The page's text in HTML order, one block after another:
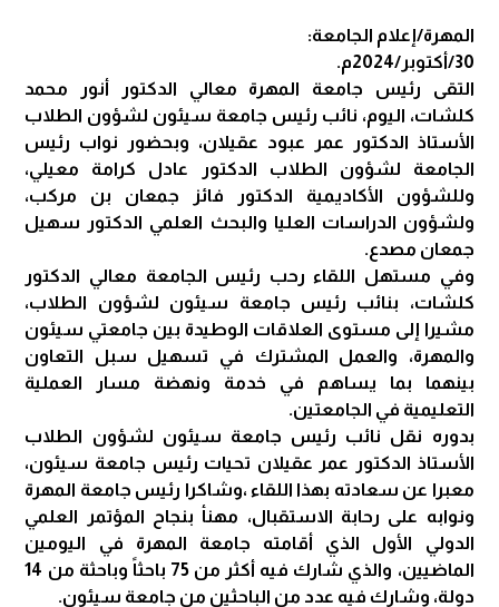
المهرة/إعلام الجامعة:
30/أكتوبر/2024م.
التقى رئيس جامعة المهرة معالي الدكتور أنور محمد
كلشات، اليوم، نائب رئيس جامعة سيئون لشؤون الطلاب
الأستاذ الدكتور عمر عبود عقيلان، وبحضور نواب رئيس
الجامعة لشؤون الطلاب الدكتور عادل كرامة معيلي،
وللشؤون الأكاديمية الدكتور فائز جمعان بن مركب،
ولشؤون الدراسات العليا والبحث العلمي الدكتور سهيل
جمعان مصدع.
وفي مستهل اللقاء رحب رئيس الجامعة معالي الدكتور
كلشات، بنائب رئيس جامعة سيئون لشؤون الطلاب،
مشيرا إلى مستوى العلاقات الوطيدة بين جامعتي سيئون
والمهرة، والعمل المشترك في تسهيل سبل التعاون
بينهما بما يساهم في خدمة ونهضة مسار العملية
التعليمية في الجامعتين.
بدوره نقل نائب رئيس جامعة سيئون لشؤون الطلاب
الأستاذ الدكتور عمر عقيلان تحيات رئيس جامعة سيئون،
معبرا عن سعادته بهذا اللقاء ،وشاكرا رئيس جامعة المهرة
ونوابه على رحابة الاستقبال، مهنأ بنجاح المؤتمر العلمي
الدولي الأول الذي أقامته جامعة المهرة في اليومين
الماضيين، والذي شارك فيه أكثر من 75 باحثاً وباحثة من 14
دولة، وشارك فيه عدد من الباحثين من جامعة سيئون.